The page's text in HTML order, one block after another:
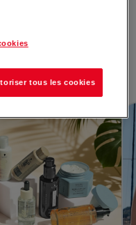
tous les cookies